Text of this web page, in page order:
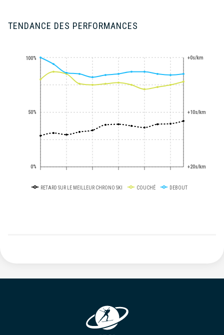
TENDANCE DES PERFORMANCES
0%
50%
100% +0s/km
+10s/km
+20s/km
RETARD SUR LE MEILLEUR CHRONO SKI COUCHÉ DEBOUT